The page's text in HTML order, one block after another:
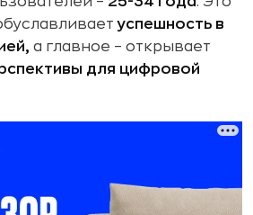
успешность в
а главное – открывает
для цифровой